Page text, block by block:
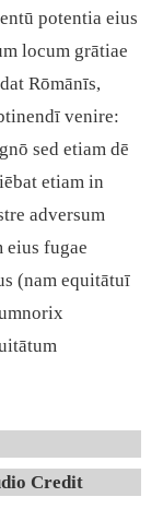
potentia eius
locum grātiae
Rōmānīs,
venire:
sed etiam dē
etiam in
adversum
eius fugae
(nam equitātuī
Credit